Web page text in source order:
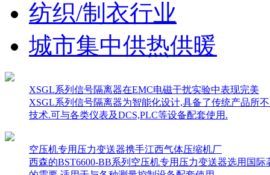
纺织/制衣行业
城市集中供热供暖
XSGL系列信号隔离器在EMC电磁干扰实验中表现完美
XSGL系列信号隔离器为智能化设计,具备了传统产品所
技术.可与各类仪表及DCS,PLC等设备配套使用.
空压机专用压力变送器携手江西气体压缩机厂
西森的BST6600-BB系列空压机专用压力变送器选用国